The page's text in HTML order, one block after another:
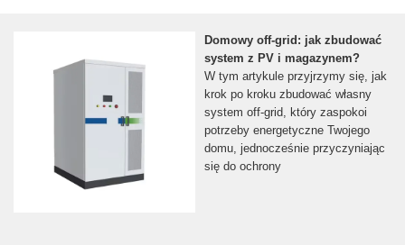
Domowy off-grid: jak zbudować
system z PV i magazynem?
W tym artykule przyjrzymy się, jak
krok po kroku zbudować własny
system off-grid, który zaspokoi
potrzeby energetyczne Twojego
domu, jednocześnie przyczyniając
się do ochrony